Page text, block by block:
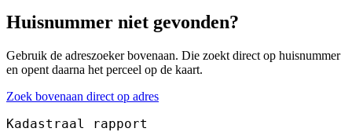
Huisnummer niet gevonden?
Gebruik de adreszoeker bovenaan. Die zoekt direct op huisnummer
en opent daarna het perceel op de kaart.
Zoek bovenaan direct op adres
Kadastraal rapport